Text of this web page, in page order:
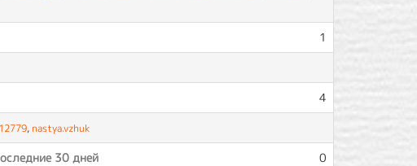
1
4
, nastya.vzhuk
30 дней
0